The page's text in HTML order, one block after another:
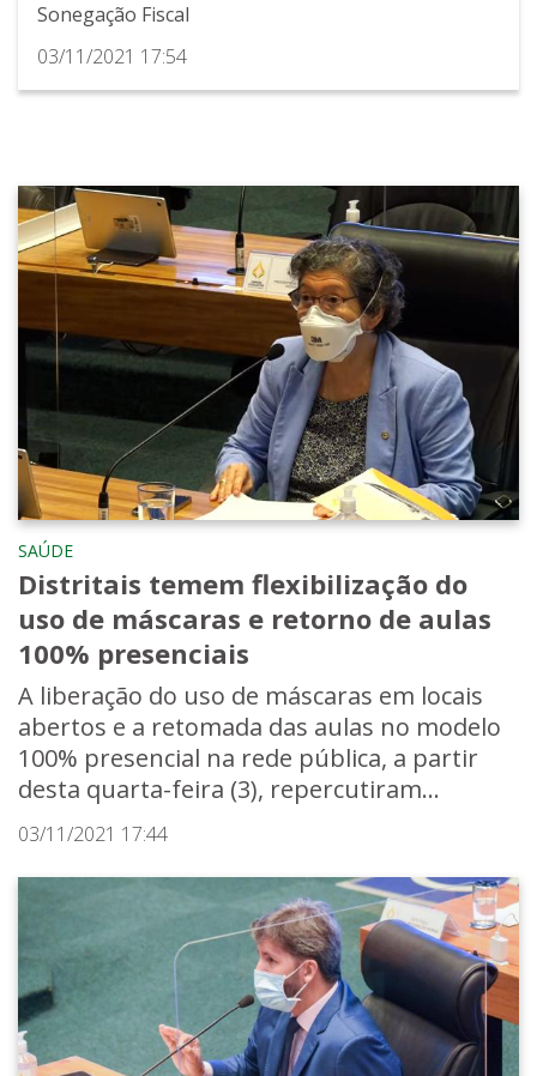
Sonegação Fiscal
03/11/2021 17:54
SAÚDE
Distritais temem flexibilização do
uso de máscaras e retorno de aulas
100% presenciais
A liberação do uso de máscaras em locais
abertos e a retomada das aulas no modelo
100% presencial na rede pública, a partir
desta quarta-feira (3), repercutiram...
03/11/2021 17:44